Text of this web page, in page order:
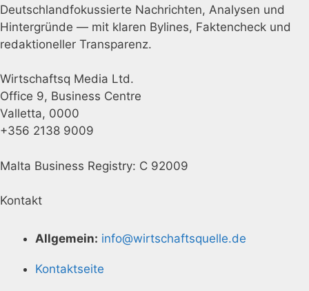
Deutschlandfokussierte Nachrichten, Analysen und
Hintergründe — mit klaren Bylines, Faktencheck und
redaktioneller Transparenz.
Wirtschaftsq Media Ltd.
Office 9, Business Centre
Valletta, 0000
+356 2138 9009
Malta Business Registry: C 92009
Kontakt
Allgemein: info@wirtschaftsquelle.de
Kontaktseite